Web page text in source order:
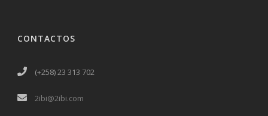
CONTACTOS
(+258) 23 313 702
2ibi@2ibi.com